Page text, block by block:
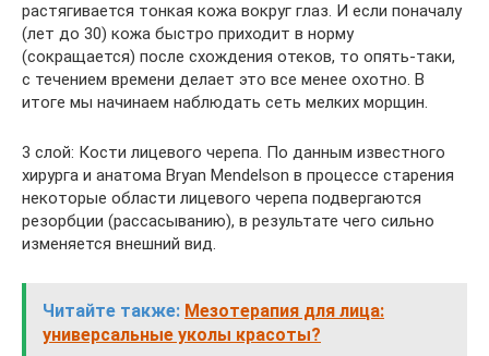
растягивается тонкая кожа вокруг глаз. И если поначалу
(лет до 30) кожа быстро приходит в норму
(сокращается) после схождения отеков, то опять-таки,
с течением времени делает это все менее охотно. В
итоге мы начинаем наблюдать сеть мелких морщин.
3 слой: Кости лицевого черепа. По данным известного
хирурга и анатома Bryan Mendelson в процессе старения
некоторые области лицевого черепа подвергаются
резорбции (рассасыванию), в результате чего сильно
изменяется внешний вид.
Читайте также: Мезотерапия для лица:
универсальные уколы красоты?